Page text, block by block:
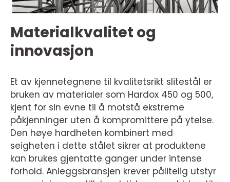
Materialkvalitet og
innovasjon
Et av kjennetegnene til kvalitetsrikt slitestål er
bruken av materialer som Hardox 450 og 500,
kjent for sin evne til å motstå ekstreme
påkjenninger uten å kompromittere på ytelse.
Den høye hardheten kombinert med
seigheten i dette stålet sikrer at produktene
kan brukes gjentatte ganger under intense
forhold. Anleggsbransjen krever pålitelig utstyr